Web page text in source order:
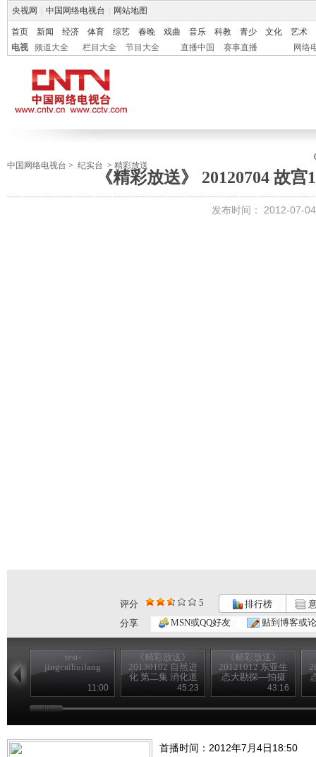
央视网 中国网络电视台 网站地图
首页 新闻 经济 体育 综艺 春晚 戏曲 音乐 科教 青少 文化
艺术
电视
频道大全 栏目大全 节目大全 直播中国 赛事直播 网络
中国网络电视台 > 纪实台 > 精彩放送
《精彩放送》 20120704 故
发布时间： 2012-07-
评分 5 排行榜
分享
MSN或QQ好友 贴到博客或
test-
jingcaihuifang
11:00
《精彩放送》
20130102 自然进
化 第二集 消化道
45:23
《精彩放送》
20121012 东亚生
态大勘探—拍摄
43:16
首播时间：2012年7月4日18:50